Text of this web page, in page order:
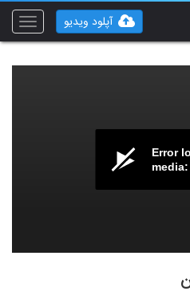
Toggle
آپلود ویدیو
Error
media: